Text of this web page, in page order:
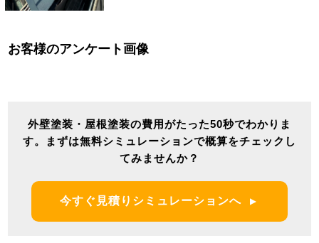
お客様のアンケート画像
外壁塗装・屋根塗装の費用がたった50秒でわかりま
す。
まずは無料シミュレーションで概算をチェックし
てみませんか？
今すぐ見積りシミュレーションへ